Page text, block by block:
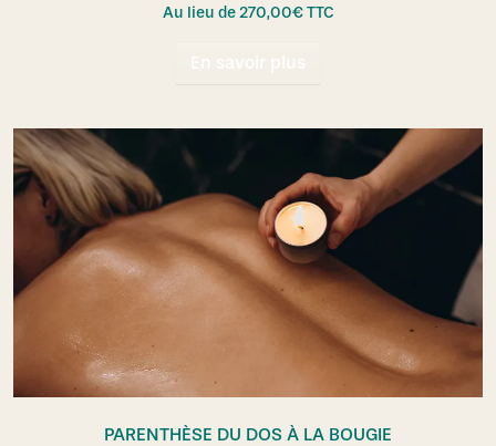
Au lieu de270,00€TTC
En savoir plus
PARENTHÈSE DU DOS À LA BOUGIE